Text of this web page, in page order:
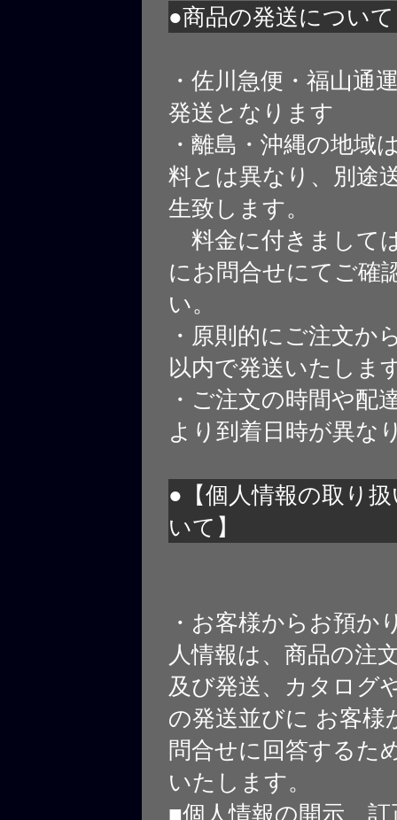
●商品の発送について
・佐川急便・福山通
発送となります
・離島・沖縄の地域
料とは異なり、別途
生致します。
料金に付きまして
にお問合せにてご確
い。
・原則的にご注文か
以内で発送いたしま
・ご注文の時間や配
より到着日時が異な
●【個人情報の取り
いて】
・お客様からお預か
人情報は、商品の注
及び発送、カタログ
の発送並びに お客様
問合せに回答するた
いたします。
■個人情報の開示、